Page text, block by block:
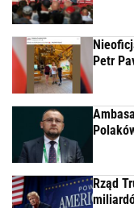
Petr
Rząd